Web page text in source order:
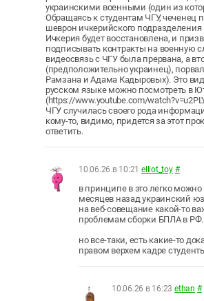
украинскими военными (один из
Обращаясь к студентам ЧГУ, чеченец
шеврон ичкерийского подразделения
Ичкерия будет восстановлена, и
подписывать контракты на военную
видеосвязь с ЧГУ была прервана, а
(предположительно украинец),
Рамзана и Адама Кадыровых). Это
русском языке можно посмотреть в
(https://www.youtube.com/
ЧГУ случилась своего рода
кому-то, видимо, придется за этот
ответить.
10.06.26 в 10:21 elliot_toy #
в принципе в это легко можно
месяцев назад украинский
на веб-совещание какой-то
проблемам сборки БПЛА в РФ.
но все-таки, есть какие-то
правом верхем кадре
10.06.26 в 16:23 ethan #